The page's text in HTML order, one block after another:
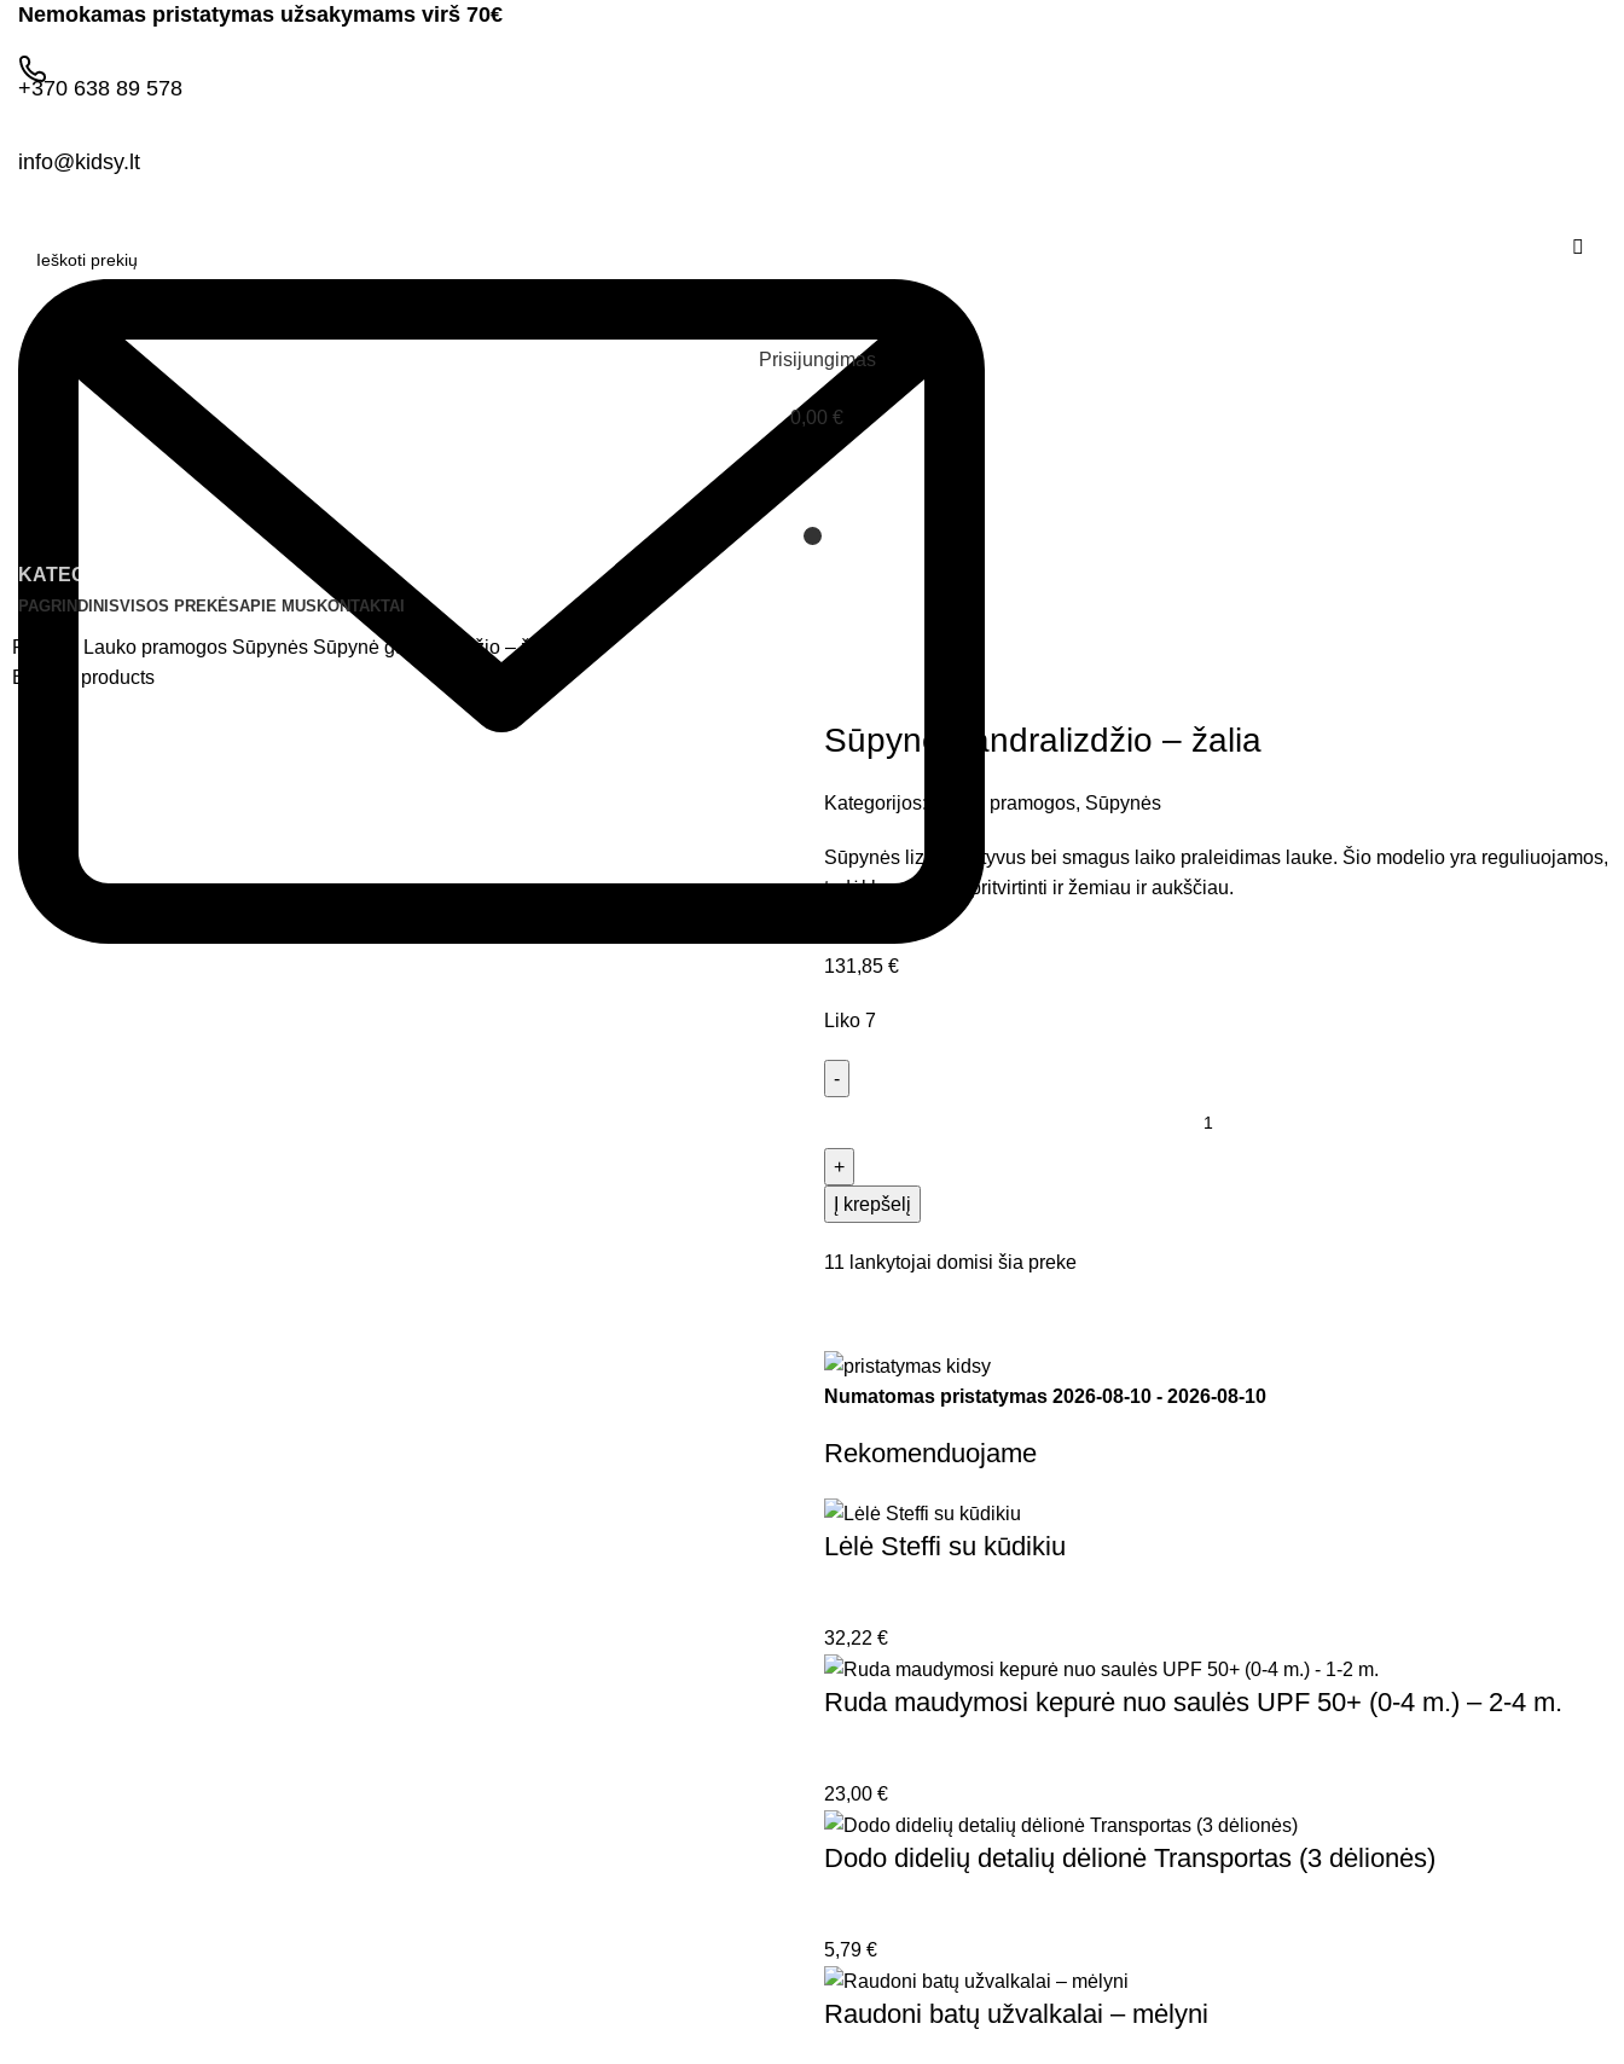
Nemokamas pristatymas užsakymams virš 70€
+370 638 89 578
info@kidsy.lt
Prisijungimas
0,00 €
KATEGORIJOS
PAGRINDINISVISOS PREKĖSAPIE MUS KONTAKTAI
Pradžia Lauko pramogos Sūpynės Sūpynė gandralizdžio – žalia
Back to products
Sūpynė gandralizdžio – žalia
Kategorijos: Lauko pramogos, Sūpynės
Sūpynės lizdas aktyvus bei smagus laiko praleidimas lauke. Šio modelio yra reguliuojamos,
todėl bus galima pritvirtinti ir žemiau ir aukščiau.
131,85 €
Liko 7
Į krepšelį
11 lankytojai domisi šia preke
Numatomas pristatymas 2026-08-10 - 2026-08-10
Rekomenduojame
Lėlė Steffi su kūdikiu
32,22 €
Ruda maudymosi kepurė nuo saulės UPF 50+ (0-4 m.) – 2-4 m.
23,00 €
Dodo didelių detalių dėlionė Transportas (3 dėlionės)
5,79 €
Raudoni batų užvalkalai – mėlyni